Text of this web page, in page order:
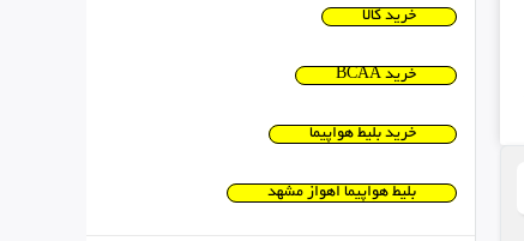
خرید کالا
خرید BCAA
خرید بلیط هواپیما
بلیط هواپیما اهواز مشهد